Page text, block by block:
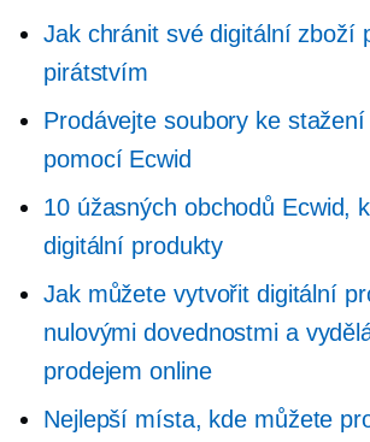
Jak chránit své digitální zboží
pirátstvím
Prodávejte soubory ke
pomocí Ecwid
10 úžasných obchodů Ecwid,
digitální produkty
Jak můžete vytvořit digitální
nulovými dovednostmi a
prodejem online
Nejlepší místa, kde můžete